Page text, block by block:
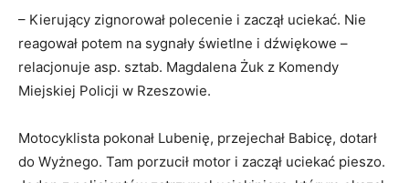
– Kierujący zignorował polecenie i zaczął uciekać. Nie
reagował potem na sygnały świetlne i dźwiękowe –
relacjonuje asp. sztab. Magdalena Żuk z Komendy
Miejskiej Policji w Rzeszowie.
Motocyklista pokonał Lubenię, przejechał Babicę, dotarł
do Wyżnego. Tam porzucił motor i zaczął uciekać pieszo.